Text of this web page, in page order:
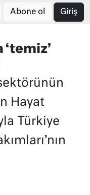
Abone ol Giriş
Hayat
Türkiye